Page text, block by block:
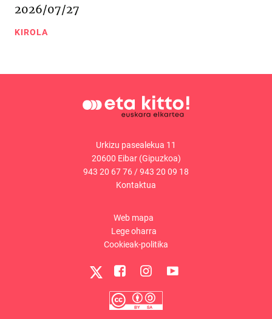
2026/07/27
KIROLA
Urkizu pasealekua 11
20600 Eibar (Gipuzkoa)
943 20 67 76/943 20 09 18
Kontaktua
Web mapa
Lege oharra
Cookieak-politika